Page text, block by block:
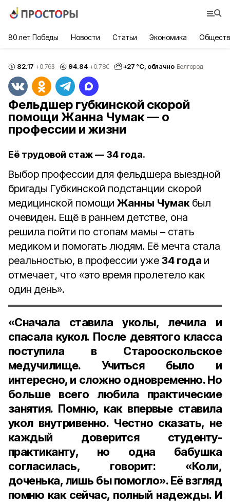
80 лет Победы Новости Статьи Экономика
82.17 +0.76$ 94.84 +0.78€ +27 °С, облачно Белгород
Фельдшер губкинской скорой
помощи Жанна Чумак — о
профессии и жизни
Её трудовой стаж — 34 года.
Выбор профессии для фельдшера выездной
бригады Губкинской подстанции скорой
медицинской помощи Жанны Чумакбыл
очевиден. Ещё в раннем детстве, она
решила пойти по стопам мамы – стать
медиком и помогать людям. Её мечта стала
реальностью, в профессии уже 34 года и
отмечает, что «это время пролетело как
один день».
«Сначала ставила уколы, лечила и
спасала кукол. После девятого класса
поступила в Старооскольское
медучилище. Учиться было и
интересно, и сложно одновременно. Но
больше всего любила практические
занятия. Помню, как впервые ставила
укол внутривенно. Честно сказать, не
каждый доверится студенту-
практиканту, но одна бабушка
согласилась, говорит: «Коли,
доченька, лишь бы помогло». Её взгляд
помню как сейчас, полный надежды. И